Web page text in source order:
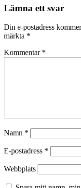
Lämna ett svar
Din e-postadress
märkta *
Kommentar *
Namn *
E-postadress *
Webbplats